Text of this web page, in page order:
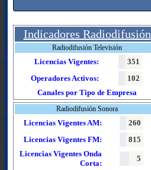
Indicadores Radiodifusión
Radiodifusión Televisión
Licencias Vigentes:
351
Operadores Activos:
102
Canales por Tipo de Empresa
Radiodifusión Sonora
Licencias Vigentes AM:
260
Licencias Vigentes FM:
815
Licencias Vigentes Onda
Corta:
5